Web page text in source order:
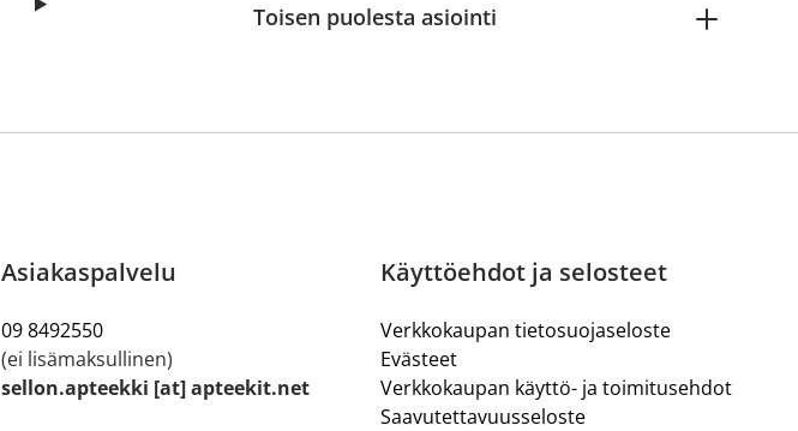
Toisen puolesta asiointi
Asiakaspalvelu
09 8492550
(ei lisämaksullinen)
sellon.apteekki [at] apteekit.net
Käyttöehdot ja selosteet
Verkkokaupan tietosuojaseloste
Evästeet
Verkkokaupan käyttö- ja toimitusehdot
Saavutettavuusseloste